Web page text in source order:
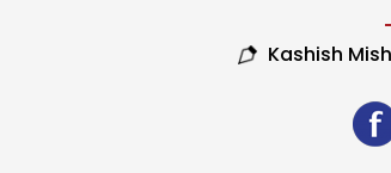
Kashish